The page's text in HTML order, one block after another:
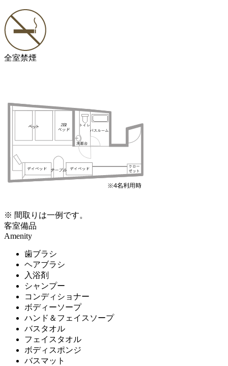
全室禁煙
※ 間取りは一例です。
客室備品
Amenity
歯ブラシ
ヘアブラシ
入浴剤
シャンプー
コンディショナー
ボディーソープ
ハンド＆フェイスソープ
バスタオル
フェイスタオル
ボディスポンジ
バスマット